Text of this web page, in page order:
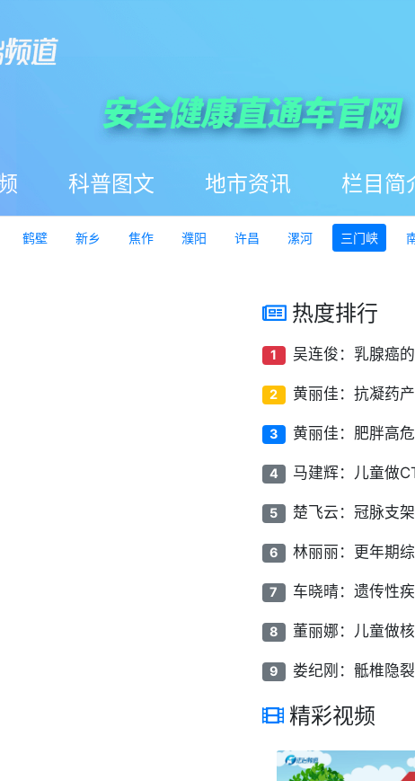
科普图文 地市资讯 栏目简
鹤壁 新乡 焦作 濮阳 许昌 漯河 三门峡
热度排行
1
2
3
4
5
6
7
8
9
精彩视频